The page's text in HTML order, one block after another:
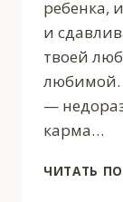
ребенка,
и
твоей
любимой.
—
карма…
ЧИТАТЬ